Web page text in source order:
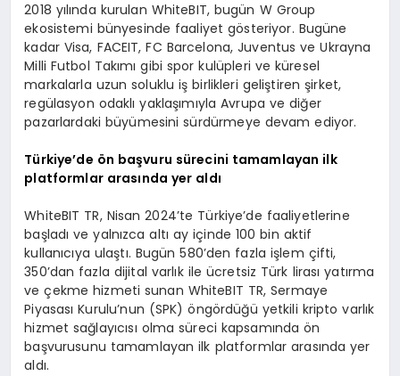
2018 yılında kurulan WhiteBIT, bugün W Group
ekosistemi bünyesinde faaliyet gösteriyor. Bugüne
kadar Visa, FACEIT, FC Barcelona, Juventus ve Ukrayna
Milli Futbol Takımı gibi spor kulüpleri ve küresel
markalarla uzun soluklu iş birlikleri geliştiren şirket,
regülasyon odaklı yaklaşımıyla Avrupa ve diğer
pazarlardaki büyümesini sürdürmeye devam ediyor.
Türkiye’de ön başvuru sürecini tamamlayan ilk
platformlar arasında yer aldı
WhiteBIT TR, Nisan 2024’te Türkiye’de faaliyetlerine
başladı ve yalnızca altı ay içinde 100 bin aktif
kullanıcıya ulaştı. Bugün 580’den fazla işlem çifti,
350’dan fazla dijital varlık ile ücretsiz Türk lirası yatırma
ve çekme hizmeti sunan WhiteBIT TR, Sermaye
Piyasası Kurulu’nun (SPK) öngördüğü yetkili kripto varlık
hizmet sağlayıcısı olma süreci kapsamında ön
başvurusunu tamamlayan ilk platformlar arasında yer
aldı.